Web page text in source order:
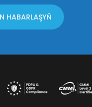
HABARLAŞYŇ